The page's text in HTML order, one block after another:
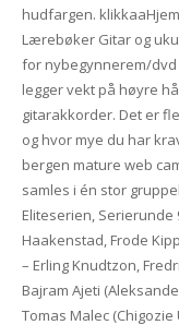
hudfargen.
Lærebøker Gitar og
for nybegynnerem/
legger vekt på høyre
gitarakkorder. Det er
og hvor mye du har
bergen mature web
samles i én stor
Eliteserien, Serierunde
Haakenstad, Frode
– Erling Knudtzon,
Bajram Ajeti
Tomas Malec